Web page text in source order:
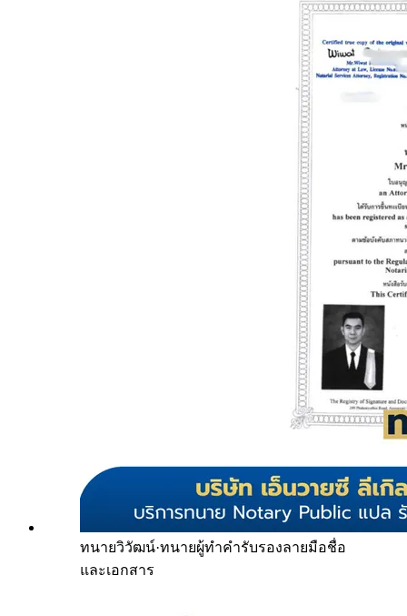
ทนายวิวัฒน์·ทนายผู้ทำคำรับรองลายมือชื่อ
และเอกสาร